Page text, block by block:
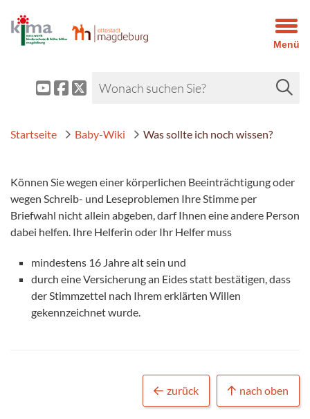
Menü
Startseite Baby-Wiki Was sollte ich noch wissen?
Können Sie wegen einer körperlichen Beeinträchtigung oder
wegen Schreib- und Leseproblemen Ihre Stimme per
Briefwahl nicht allein abgeben, darf Ihnen eine andere Person
dabei helfen. Ihre Helferin oder Ihr Helfer muss
mindestens 16 Jahre alt sein und
durch eine Versicherung an Eides statt bestätigen, dass
der Stimmzettel nach Ihrem erklärten Willen
gekennzeichnet wurde.
zurück nach oben